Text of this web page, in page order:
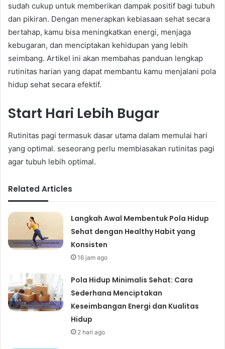
sudah cukup untuk memberikan dampak positif bagi tubuh
dan pikiran. Dengan menerapkan kebiasaan sehat secara
bertahap, kamu bisa meningkatkan energi, menjaga
kebugaran, dan menciptakan kehidupan yang lebih
seimbang. Artikel ini akan membahas panduan lengkap
rutinitas harian yang dapat membantu kamu menjalani pola
hidup sehat secara efektif.
Start Hari Lebih Bugar
Rutinitas pagi termasuk dasar utama dalam memulai hari
yang optimal. seseorang perlu membiasakan rutinitas pagi
agar tubuh lebih optimal.
Related Articles
Langkah Awal Membentuk Pola Hidup
Sehat dengan Healthy Habit yang
Konsisten
16 jam ago
Pola Hidup Minimalis Sehat: Cara
Sederhana Menciptakan
Keseimbangan Energi dan Kualitas
Hidup
2 hari ago